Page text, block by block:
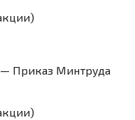
)
— Приказ Минтруда
)